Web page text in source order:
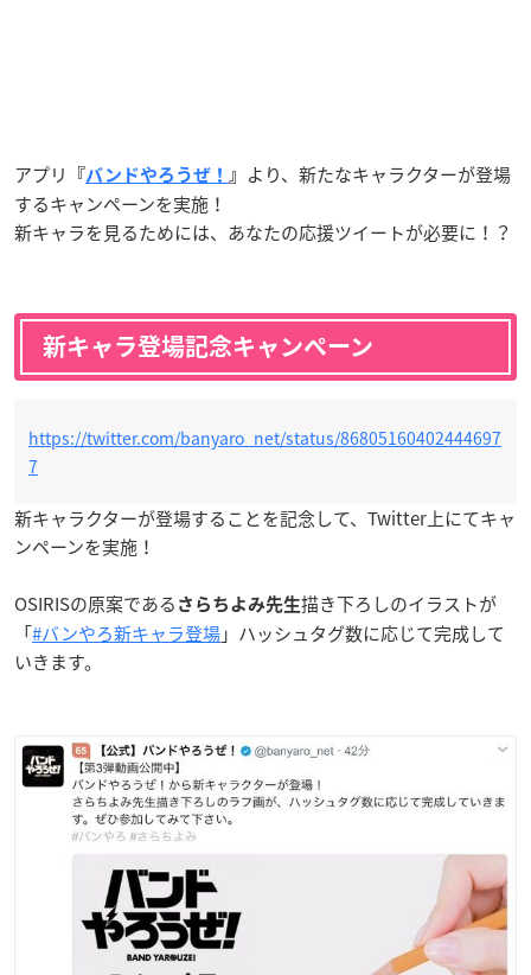
アプリ 『バンドやろうぜ！ 』
より、新たなキャラクターが登場
するキャンペーンを実施！
新キャラを見るためには、あなたの応援ツイートが必要に！？
新キャラ登場記念キャンペーン
https://twitter.com/banyaro_net/status/86805160402444697
7
新キャラクターが登場することを記念して、Twitter上にてキャ
ンペーンを実施！
OSIRISの原案である さらちよみ先生描き下ろしのイラストが
「#バンやろ新キャラ登場」ハッシュタグ数に応じて完成して
いきます。